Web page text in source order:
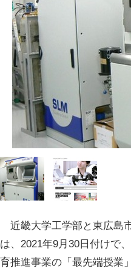
近畿大学工学部と東広島
は、2021年9月30日付けで
育推進事業の「最先端授業